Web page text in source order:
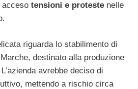
acceso tensioni e proteste nelle
riguarda lo stabilimento di
destinato alla produzione
avrebbe deciso di
mettendo a rischio circa